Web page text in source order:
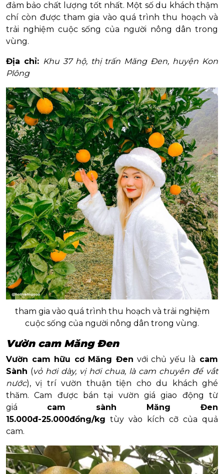
đảm bảo chất lượng tốt nhất. Một số du khách thậm
chí còn được tham gia vào quá trình thu hoạch và
trải nghiệm cuộc sống của người nông dân trong
vùng.
Địa chỉ: Khu 37 hộ, thị trấn Măng Đen, huyện Kon
Plông
tham gia vào quá trình thu hoạch và trải nghiệm
cuộc sống của người nông dân trong vùng.
Vườn cam Măng Đen
Vườn cam hữu cơ Măng Đen với chủ yếu là cam
Sành (vỏ hơi dày, vị hơi chua, là cam chuyên để vắt
nước), vị trí vườn thuận tiện cho du khách ghé
thăm. Cam được bán tại vườn giá giao động từ
giá cam sành Măng Đen
15.000đ-25.000đồng/kg tùy vào kích cỡ của quả
cam.